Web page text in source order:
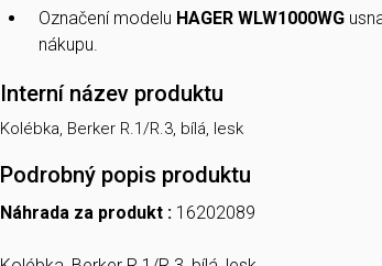
Označení modelu HAGER WLW1000WG
nákupu.
Interní název produktu
Kolébka, Berker R.1/R.3, bílá, lesk
Podrobný popis produktu
Náhrada za produkt : 16202089